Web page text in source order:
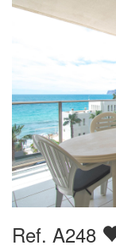
Ref. A248